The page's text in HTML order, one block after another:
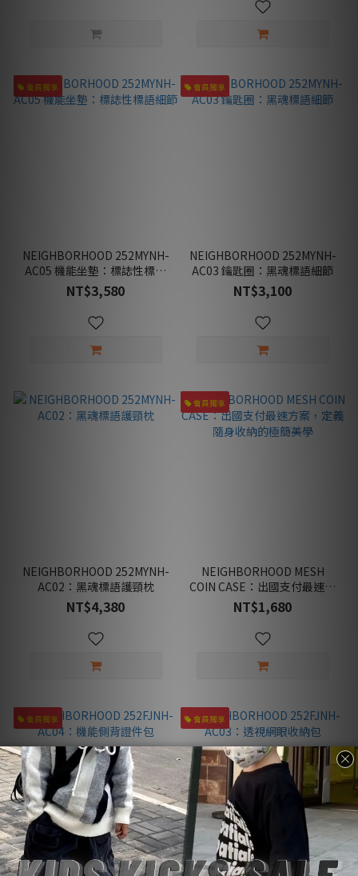
會員獨享
NEIGHBORHOOD 252MYNH-
AC05 機能坐墊：標誌性標語
細節
NT$3,580
會員獨享
NEIGHBORHOOD 252MYNH-
AC03 鑰匙圈：黑魂標語細節
NT$3,100
NEIGHBORHOOD 252MYNH-
AC02：黑魂標語護頸枕
NT$4,380
會員獨享
NEIGHBORHOOD MESH
COIN CASE：出國支付最速方
案，定義隨身收納的極簡美學
NT$1,680
會員獨享 會員獨享